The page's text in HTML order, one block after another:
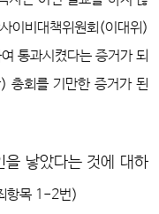
이비대책위원회(이대위)
통과시켰다는 증거가 되
총회를 기만한 증거가 된
낳았다는 것에 대하
항목 1-2번)